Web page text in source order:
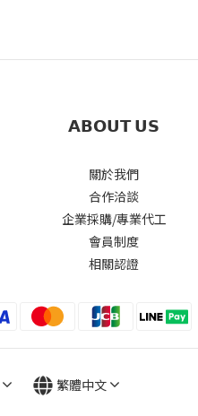
𝗔𝗕𝗢𝗨𝗧 𝗨𝗦
關於我們
合作洽談
企業採購/專業代工
會員制度
相關認證
繁體中文